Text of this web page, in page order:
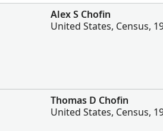
Alex S Chofin
United States, Census,
Thomas D Chofin
United States, Census,